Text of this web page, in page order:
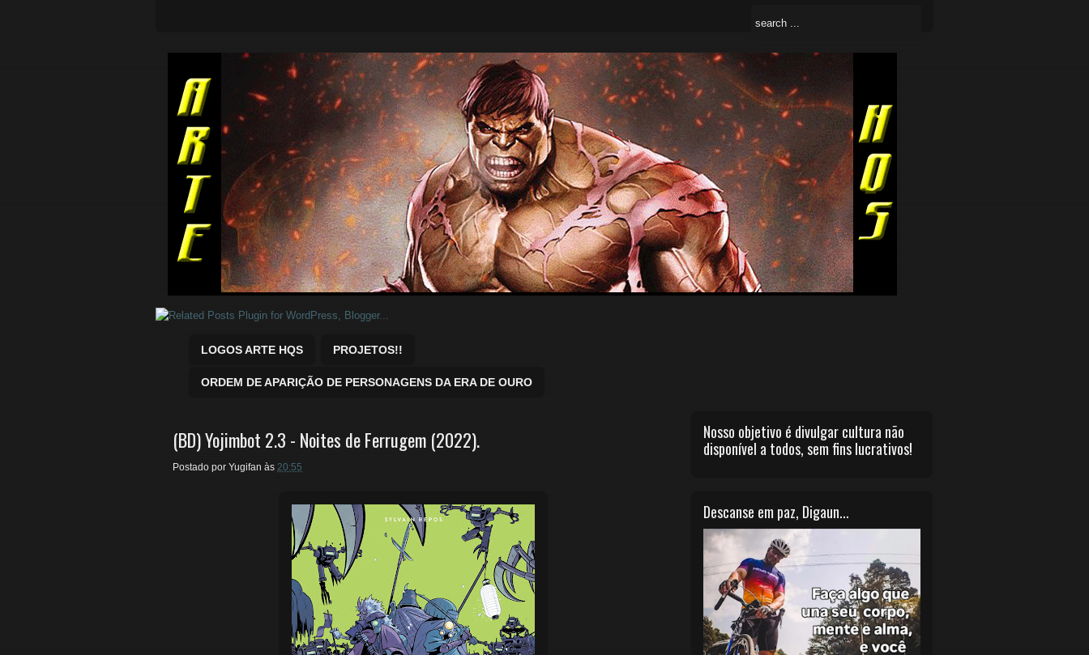
Quadrinhos Marvel e DC para baixar.
LOGOS ARTE HQS PROJETOS!!
ORDEM DE APARIÇÃO DE PERSONAGENS DA ERA DE OURO
(BD) Yojimbot 2.3 - Noites de Ferrugem (2022).
Postado por Yugifan às 20:55
Nosso objetivo é divulgar cultura não
disponível a todos, sem fins lucrativos!
Descanse em paz, Digaun...